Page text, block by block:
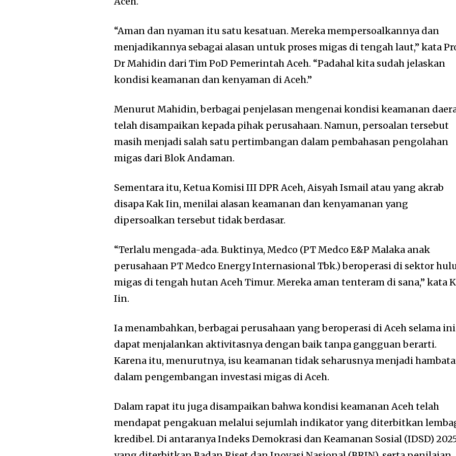
“Aman dan nyaman itu satu kesatuan. Mereka mempersoalkannya dan
menjadikannya sebagai alasan untuk proses migas di tengah laut,” kata
Dr Mahidin dari Tim PoD Pemerintah Aceh. “Padahal kita sudah jelaskan
kondisi keamanan dan kenyaman di Aceh.”
Menurut Mahidin, berbagai penjelasan mengenai kondisi keamanan
telah disampaikan kepada pihak perusahaan. Namun, persoalan tersebut
masih menjadi salah satu pertimbangan dalam pembahasan pengolahan
migas dari Blok Andaman.
Sementara itu, Ketua Komisi III DPR Aceh, Aisyah Ismail atau yang akrab
disapa Kak Iin, menilai alasan keamanan dan kenyamanan yang
dipersoalkan tersebut tidak berdasar.
“Terlalu mengada-ada. Buktinya, Medco (PT Medco E&P Malaka anak
perusahaan PT Medco Energy Internasional Tbk.) beroperasi di sektor
migas di tengah hutan Aceh Timur. Mereka aman tenteram di sana,” kata
Iin.
Ia menambahkan, berbagai perusahaan yang beroperasi di Aceh selama ini
dapat menjalankan aktivitasnya dengan baik tanpa gangguan berarti.
Karena itu, menurutnya, isu keamanan tidak seharusnya menjadi
dalam pengembangan investasi migas di Aceh.
Dalam rapat itu juga disampaikan bahwa kondisi keamanan Aceh telah
mendapat pengakuan melalui sejumlah indikator yang diterbitkan
kredibel. Di antaranya Indeks Demokrasi dan Keamanan Sosial (IDSD)